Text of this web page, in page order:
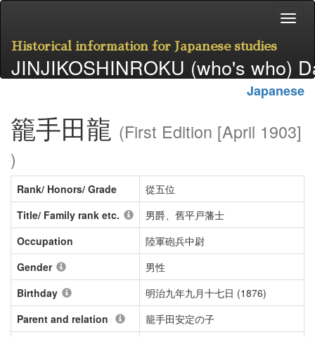
Historical information for Japanese studies
JINJIKOSHINROKU (who's who)
Japanese
籠手田龍 (First Edition [April 1903]
)
Rank/ Honors/ Grade
從五位
Title/ Family rank etc.
男爵、舊平戸藩士
Occupation
陸軍砲兵中尉
Gender
男性
Birthday
明治九年九月十七日 (1876)
Parent and relation
籠手田安定の子